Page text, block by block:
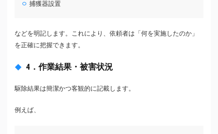
捕獲器設置
などを明記します。これにより、依頼者は「何を実施したのか」
を正確に把握できます。
4．作業結果・被害状況
駆除結果は簡潔かつ客観的に記載します。
例えば、